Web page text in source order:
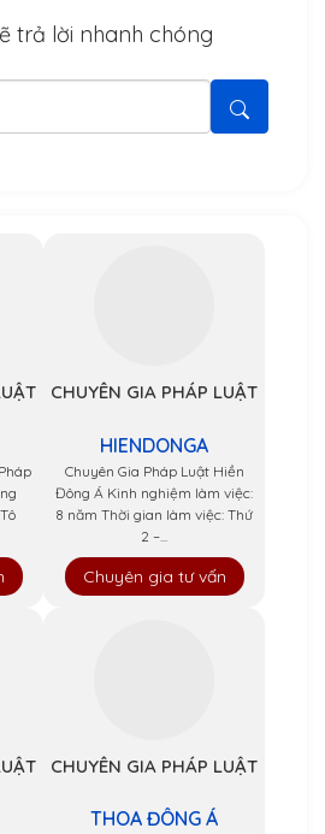
trả lời nhanh chóng
CHUYÊN GIA PHÁP LUẬT
HIENDONGA
Chuyên Gia Pháp Luật Hiền
Đông Á Kinh nghiệm làm việc:
8 năm Thời gian làm việc: Thứ
2 –...
Chuyên gia tư vấn
CHUYÊN GIA PHÁP LUẬT
THOA ĐÔNG Á